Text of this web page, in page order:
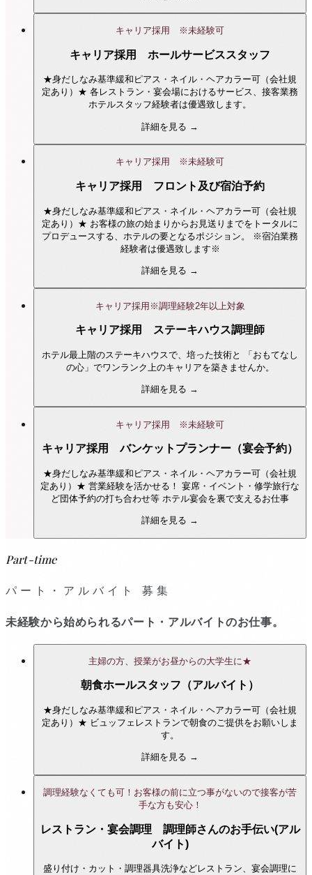
キャリア採用 ※未経験可
キャリア採用 ホールサービススタッフ
★身だしなみ基準緩和ピアス・ネイル・ヘアカラー可（会社規
定あり）★ 各レストラン・宴会場におけるサービス、接客業務
ホテルスタッフ経験者は優遇致します。
詳細を見る →
キャリア採用 ※未経験可
キャリア採用 フロント及び宿泊予約
★身だしなみ基準緩和ピアス・ネイル・ヘアカラー可（会社規
定あり）★ お客様の旅の始まりからお見送りまでをトータルに
プロデュースする、ホテルの要となるポジション。 ※宿泊業務
経験者は優遇致します※
詳細を見る →
キャリア採用※調理経験2年以上対象
キャリア採用 ステーキハウス調理師
ホテル最上階のステーキハウスで、培った技術と 「おもてなし
の心」でワンランク上のキャリアを築きませんか。
詳細を見る →
キャリア採用 ※未経験可
キャリア採用 バンケットプランナー（宴会予約）
★身だしなみ基準緩和ピアス・ネイル・ヘアカラー可（会社規
定あり）★ 営業経験を活かせる！ 宴席・イベント・修学旅行な
ど団体予約の打ち合わせ等 ホテル宴会を裏で支えるお仕事
詳細を見る →
Part-time
パート・アルバイト 募集
未経験から始められるパート・アルバイトのお仕事。
主婦の方、授業がお昼からの大学生に★
朝食ホールスタッフ（アルバイト）
★身だしなみ基準緩和ピアス・ネイル・ヘアカラー可（会社規
定あり）★ ビュッフェレストランで朝食のご提供をお願いしま
す。
詳細を見る →
調理経験なくても可！お客様の前に立つ事がないので接客が苦
手な方も安心！
レストラン・宴会調理 調理師さんのお手伝い(アル
バイト)
盛り付け・カット・調理器具洗浄などレストラン、宴会調理に